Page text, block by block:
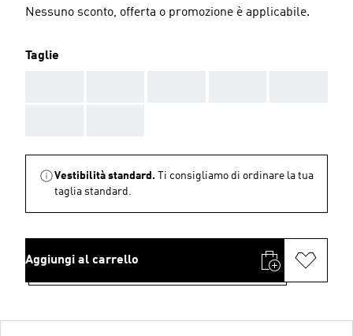
Nessuno sconto, offerta o promozione è applicabile.
Taglie
Vestibilità standard.
Ti consigliamo di ordinare la tua
taglia standard.
Aggiungi al carrello